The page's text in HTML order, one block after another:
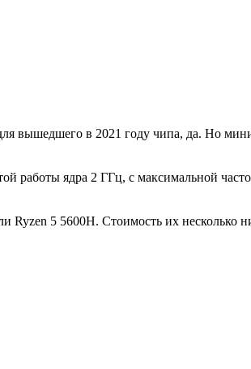
вышедшего в 2021 году чипа, да. Но
работы ядра 2 ГГц, с максимальной
Ryzen 5 5600H. Стоимость их